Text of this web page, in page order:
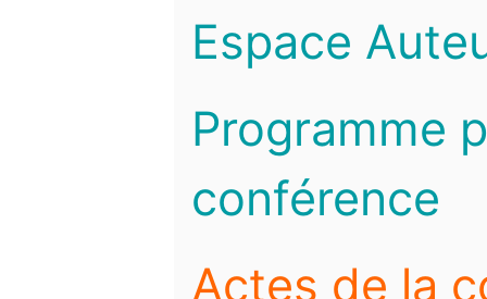
Espace
Programme
conférence
Actes de la